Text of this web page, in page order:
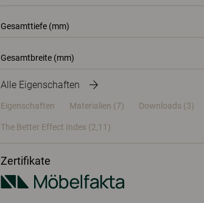
Gesamttiefe (mm)
Gesamtbreite (mm)
Alle Eigenschaften
Eigenschaften Materialien (7) Downloads (3)
The Better Effect Index (2,11)
Zertifikate